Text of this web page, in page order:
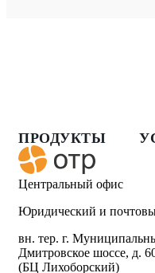
ПРОДУКТЫ
Центральный офис
Юридический и
вн. тер. г.
Дмитровское шоссе, д.
(БЦ Лихоборский)